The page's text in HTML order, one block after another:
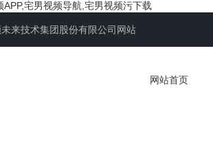
宅男视频导航,宅男视频污下载
来技术集团股份有限公司网站
网站首页